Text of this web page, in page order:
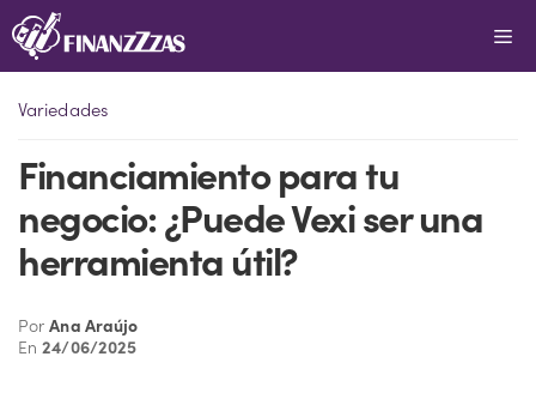
Saltar
al
Variedades
Financiamiento para tu
negocio: ¿Puede Vexi ser una
herramienta útil?
PorAna Araújo
En24/06/2025